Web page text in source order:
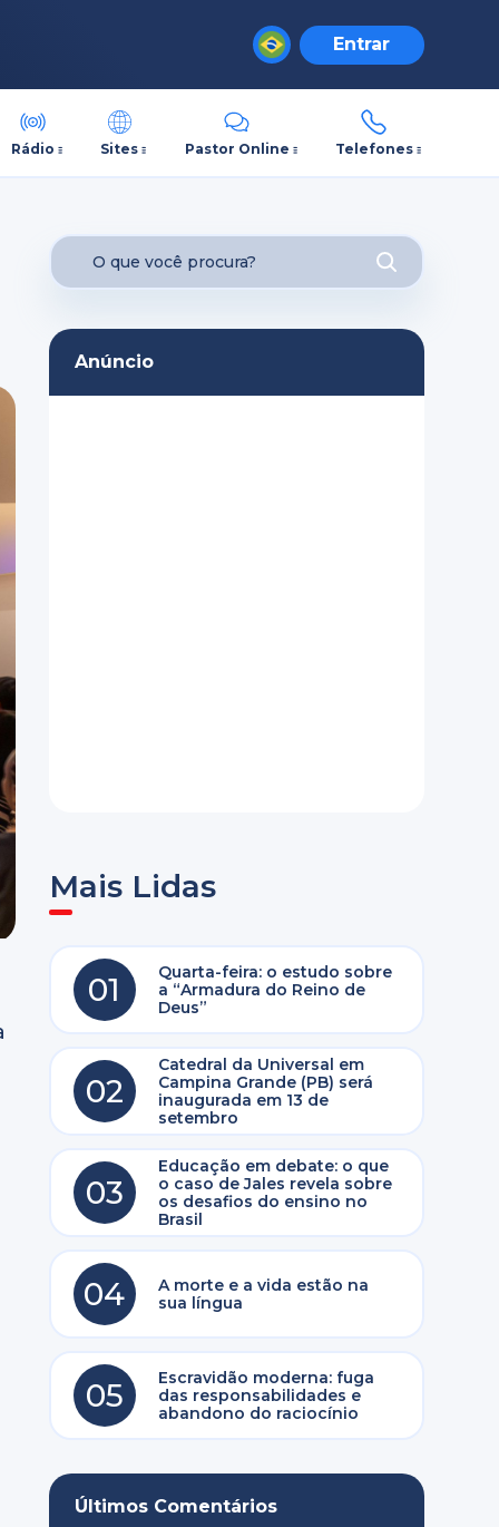
Entrar
Rádio Sites Pastor Online Telefones
Anúncio
Mais Lidas
01
Quarta-feira: o estudo sobre
a “Armadura do Reino de
Deus”
02
Catedral da Universal em
Campina Grande (PB) será
inaugurada em 13 de
setembro
03
Educação em debate: o que
o caso de Jales revela sobre
os desafios do ensino no
Brasil
04
A morte e a vida estão na
sua língua
05
Escravidão moderna: fuga
das responsabilidades e
abandono do raciocínio
Últimos Comentários